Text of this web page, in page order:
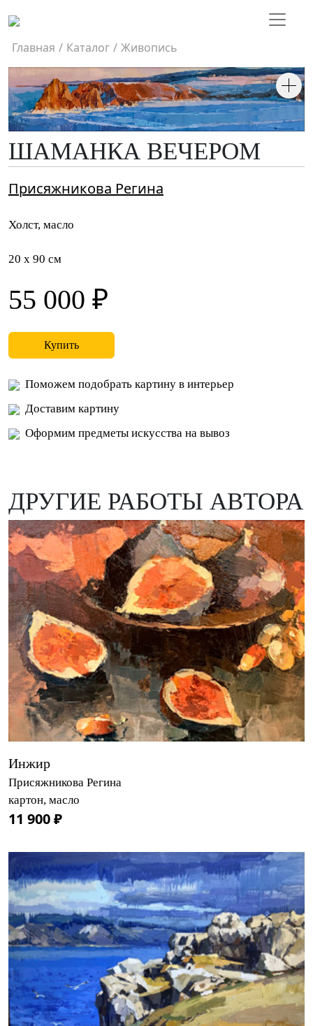
Главная / Каталог / Живопись
ШАМАНКА ВЕЧЕРОМ
Присяжникова Регина
Холст, масло
20 x 90 см
55 000 ₽
Купить
Поможем подобрать картину в интерьер
Доставим картину
Оформим предметы искусства на вывоз
ДРУГИЕ РАБОТЫ АВТОРА
Инжир
Присяжникова Регина
картон, масло
11 900 ₽